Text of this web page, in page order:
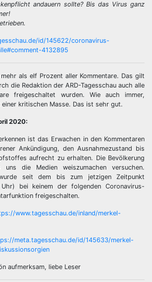
andauern sollte? Bis das Virus ganz
id/145622/coronavirus-
4132895
als elf Prozent aller Kommentare. Das gilt
die Redaktion der ARD-Tagesschau auch alle
freigeschaltet wurden. Wie auch immer,
einer kritischen Masse. Das ist sehr gut.
2020:
ist das Erwachen in den Kommentaren
Ankündigung, den Ausnahmezustand bis
aufrecht zu erhalten. Die Bevölkerung
die Medien weiszumachen versuchen.
wurde seit dem bis zum jetzigen Zeitpunkt
bei keinem der folgenden Coronavirus-
freigeschalten.
www.tagesschau.de/inland/merkel-
meta.tagesschau.de/id/145633/merkel-
aufmerksam, liebe Leser